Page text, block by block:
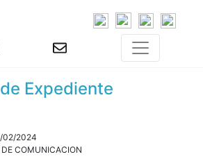
Expediente
02/2024
COMUNICACION